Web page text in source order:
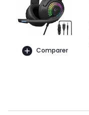
Comparer